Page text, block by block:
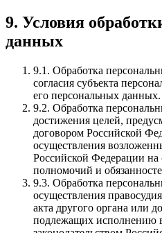
9. Условия
данных
9.1. Обработка
согласия субъекта
его персональных данных.
9.2. Обработка
достижения целей,
договором Российской
осуществления
Российской Федерации на
полномочий и
9.3. Обработка
осуществления
акта другого органа или
подлежащих исполнению